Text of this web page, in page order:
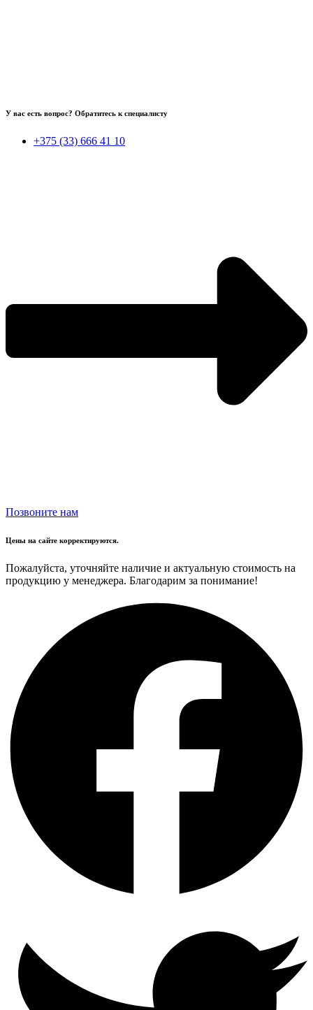
У вас есть вопрос? Обратитесь к специалисту
+375 (33) 666 41 10
Позвоните нам
Цены на сайте корректируются.
Пожалуйста, уточняйте наличие и актуальную стоимость на
продукцию у менеджера. Благодарим за понимание!